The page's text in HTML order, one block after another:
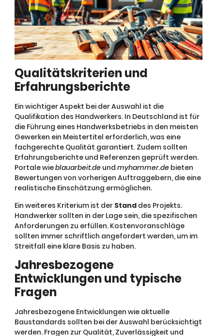
Qualitätskriterien und
Erfahrungsberichte
Ein wichtiger Aspekt bei der Auswahl ist die
Qualifikation des Handwerkers. In Deutschland ist für
die Führung eines Handwerksbetriebs in den meisten
Gewerken ein Meistertitel erforderlich, was eine
fachgerechte Qualität garantiert. Zudem sollten
Erfahrungsberichte und Referenzen geprüft werden.
Portale wieblauarbeit.de und myhammer.de bieten
Bewertungen von vorherigen Auftraggebern, die eine
realistische Einschätzung ermöglichen.
Ein weiteres Kriterium ist der Stand des Projekts.
Handwerker sollten in der Lage sein, die spezifischen
Anforderungen zu erfüllen. Kostenvoranschläge
sollten immer schriftlich angefordert werden, um im
Streitfall eine klare Basis zu haben.
Jahresbezogene
Entwicklungen und typische
Fragen
Jahresbezogene Entwicklungen wie aktuelle
Baustandards sollten bei der Auswahl berücksichtigt
werden. Fragen zur Qualität, Zuverlässigkeit und